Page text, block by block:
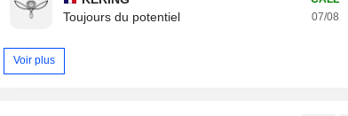
Toujours du potentiel
07/08
Voir plus